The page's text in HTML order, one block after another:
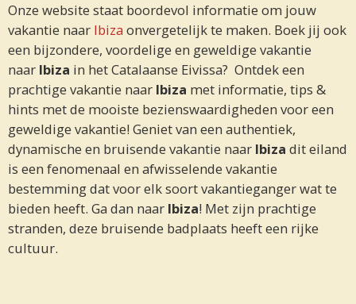
Onze website staat boordevol informatie om jouw
vakantie naar Ibiza onvergetelijk te maken. Boek jij ook
een bijzondere, voordelige en geweldige vakantie
naar Ibiza in het Catalaanse Eivissa? Ontdek een
prachtige vakantie naar Ibiza met informatie, tips &
hints met de mooiste bezienswaardigheden voor een
geweldige vakantie! Geniet van een authentiek,
dynamische en bruisende vakantie naar Ibiza dit eiland
is een fenomenaal en afwisselende vakantie
bestemming dat voor elk soort vakantieganger wat te
bieden heeft. Ga dan naar Ibiza! Met zijn prachtige
stranden, deze bruisende badplaats heeft een rijke
cultuur.